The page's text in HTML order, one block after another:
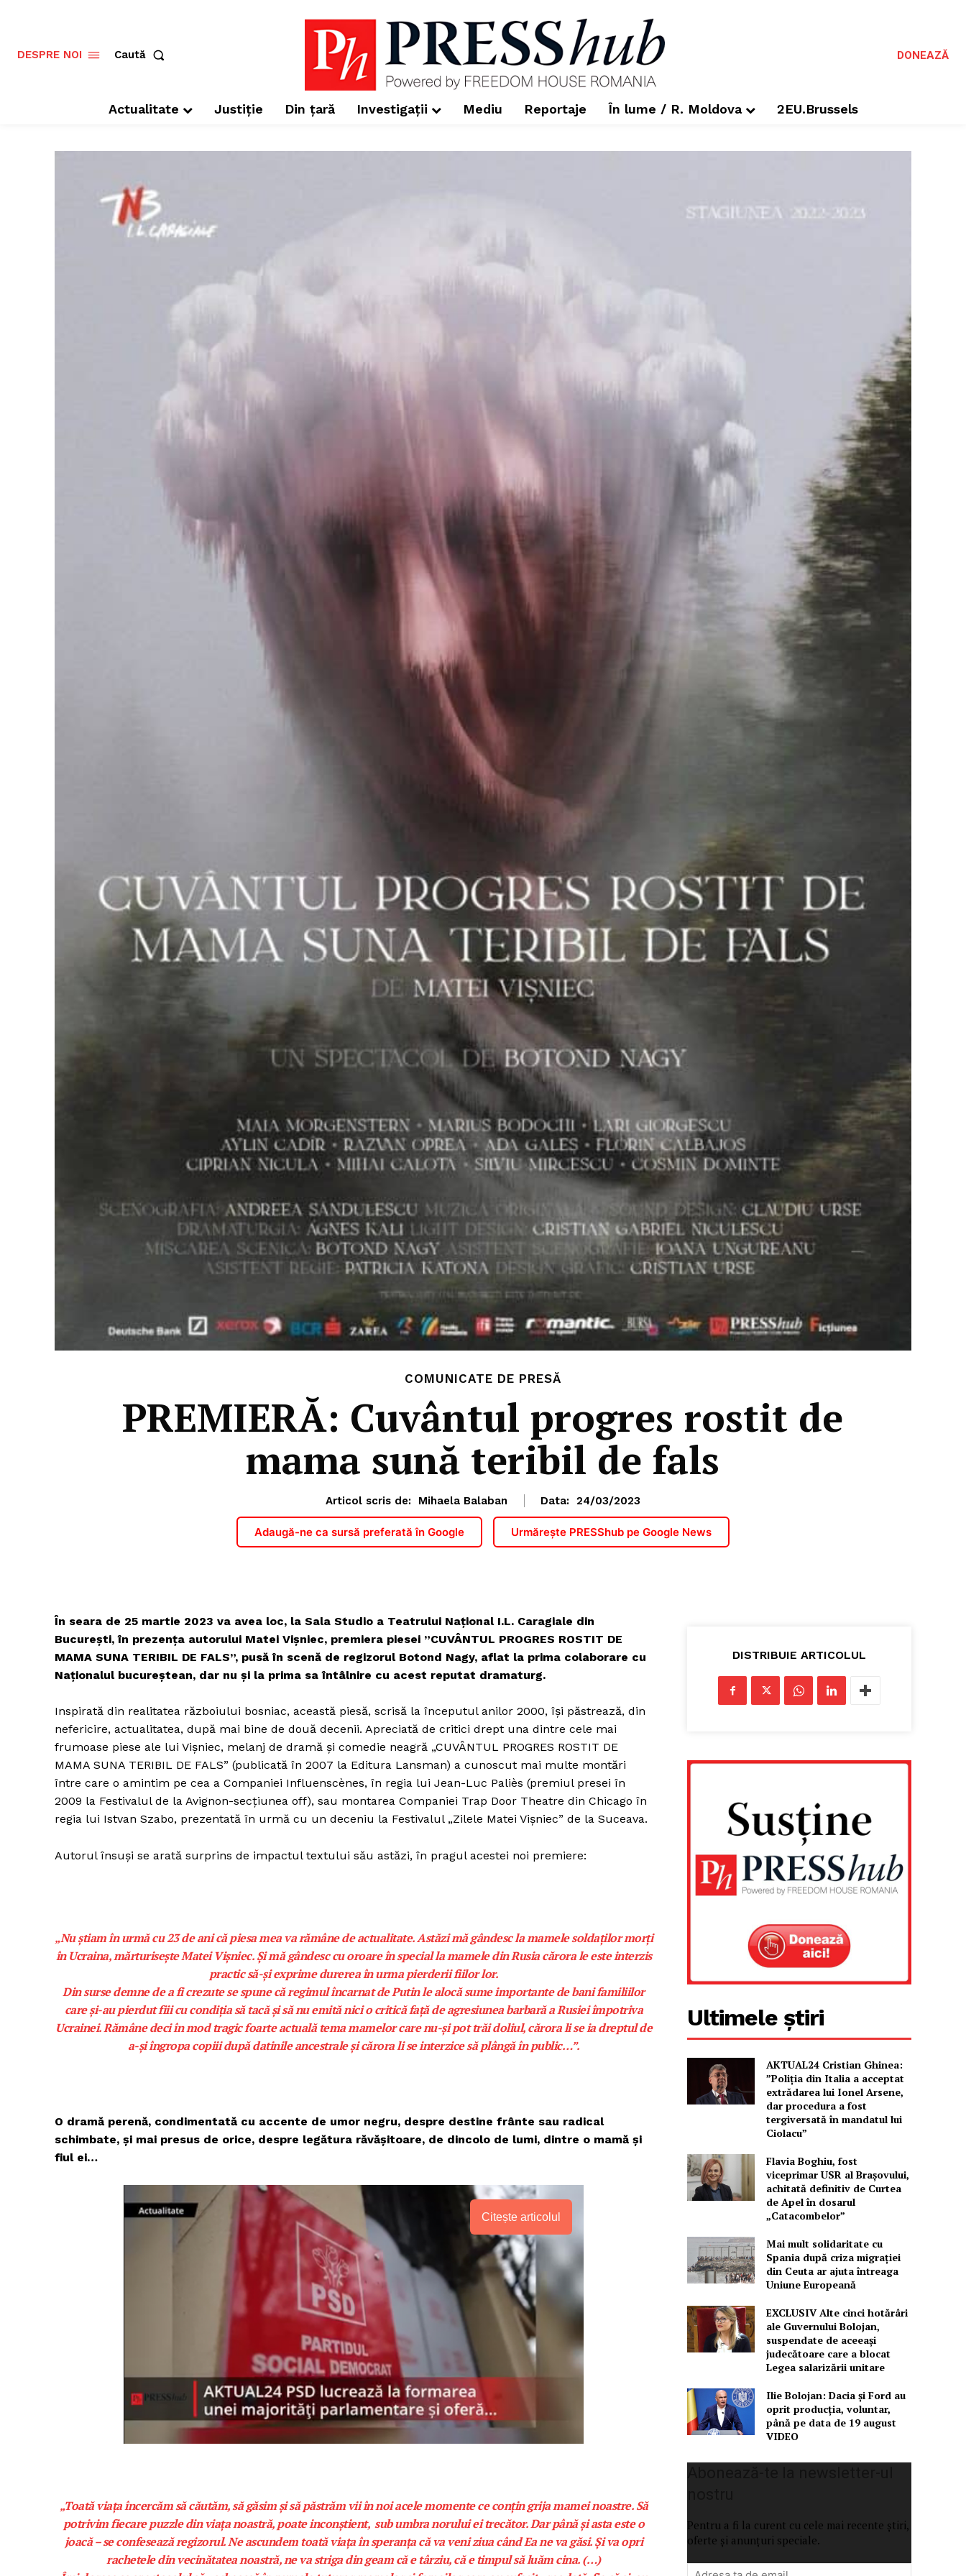
Un proiect
ROMÂNIA
Proiecte editoriale
Rețea
Contact
DESPRE NOI Caută DONEAZĂ
Actualitate Justiție Din țară Investigații Mediu Reportaje În lume / R. Moldova 2EU.Brussels
COMUNICATE DE PRESĂ
PREMIERĂ: Cuvântul progres rostit de
mama sună teribil de fals
Articol scris de: Mihaela Balaban Data: 24/03/2023
Adaugă-ne ca sursă preferată în Google Urmărește PRESShub pe Google News
În seara de 25 martie 2023 va avea loc, la Sala Studio a Teatrului Naţional I.L. Caragiale din
Bucureşti, în prezenţa autorului Matei Vişniec, premiera piesei ”CUVÂNTUL PROGRES ROSTIT DE
MAMA SUNA TERIBIL DE FALS”, pusă în scenă de regizorul Botond Nagy, aflat la prima colaborare cu
Naționalul bucureștean, dar nu și la prima sa întâlnire cu acest reputat dramaturg.
Inspirată din realitatea războiului bosniac, această piesă, scrisă la începutul anilor 2000, îşi păstrează, din
nefericire, actualitatea, după mai bine de două decenii. Apreciată de critici drept una dintre cele mai
frumoase piese ale lui Vişniec, melanj de dramă şi comedie neagră „CUVÂNTUL PROGRES ROSTIT DE
MAMA SUNA TERIBIL DE FALS” (publicată în 2007 la Editura Lansman) a cunoscut mai multe montări
între care o amintim pe cea a Companiei Influenscènes, în regia lui Jean-Luc Paliès (premiul presei în
2009 la Festivalul de la Avignon-secţiunea off), sau montarea Companiei Trap Door Theatre din Chicago în
regia lui Istvan Szabo, prezentată în urmă cu un deceniu la Festivalul „Zilele Matei Vişniec” de la Suceava.
Autorul însuşi se arată surprins de impactul textului său astăzi, în pragul acestei noi premiere:
„Nu ştiam în urmă cu 23 de ani că piesa mea va rămâne de actualitate. Astăzi mă gândesc la mamele soldaţilor morţi
în Ucraina, mărturiseşte Matei Vişniec. Şi mă gândesc cu oroare în special la mamele din Rusia cărora le este interzis
practic să-şi exprime durerea în urma pierderii fiilor lor.
Din surse demne de a fi crezute se spune că regimul încarnat de Putin le alocă sume importante de bani familiilor
care şi-au pierdut fiii cu condiţia să tacă şi să nu emită nici o critică faţă de agresiunea barbară a Rusiei împotriva
Ucrainei. Rămâne deci în mod tragic foarte actuală tema mamelor care nu-şi pot trăi doliul, cărora li se ia dreptul de
a-şi îngropa copiii după datinile ancestrale şi cărora li se interzice să plângă în public…”.
O dramă perenă, condimentată cu accente de umor negru, despre destine frânte sau radical
schimbate, şi mai presus de orice, despre legătura răvăşitoare, de dincolo de lumi, dintre o mamă şi
fiul ei…
Citește articolul
„Toată viața încercăm să căutăm, să găsim și să păstrăm vii în noi acele momente ce conțin grija mamei noastre. Să
potrivim fiecare puzzle din viața noastră, poate inconștient, sub umbra norului ei trecător. Dar până și asta este o
joacă – se confesează regizorul. Ne ascundem toată viața în speranța că va veni ziua când Ea ne va găsi. Și va opri
rachetele din vecinătatea noastră, ne va striga din geam că e târziu, că e timpul să luăm cina. (…)
DISTRIBUIE ARTICOLUL
Ultimele știri
AKTUAL24 Cristian Ghinea:
”Poliția din Italia a acceptat
extrădarea lui Ionel Arsene,
dar procedura a fost
tergiversată în mandatul lui
Ciolacu”
Flavia Boghiu, fost
viceprimar USR al Brașovului,
achitată definitiv de Curtea
de Apel în dosarul
„Catacombelor”
Mai mult solidaritate cu
Spania după criza migrației
din Ceuta ar ajuta întreaga
Uniune Europeană
EXCLUSIV Alte cinci hotărâri
ale Guvernului Bolojan,
suspendate de aceeași
judecătoare care a blocat
Legea salarizării unitare
Ilie Bolojan: Dacia și Ford au
oprit producția, voluntar,
până pe data de 19 august
VIDEO
Pentru a fi la curent cu cele mai recente știri,
oferte și anunțuri speciale.